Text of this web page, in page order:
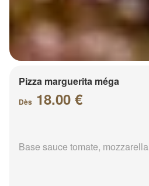
Pizza marguerita méga
Dès 18.00 €
Base sauce tomate, mozzarella